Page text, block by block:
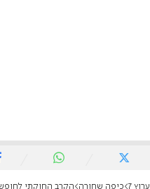
ערוץ 7 כיפה שחורה הקרב החוקתי